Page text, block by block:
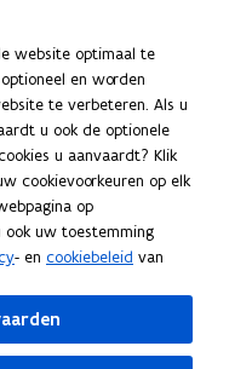
website optimaal te
en worden
te verbeteren. Als u
u ook de optionele
u aanvaardt? Klik
cookievoorkeuren op elk
op
ook uw toestemming
- en cookiebeleid van